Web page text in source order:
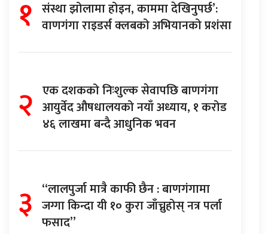
१ संस्था झोलामा होइन, काममा देखिनुपर्छ’:
वाणगंगा राइडर्स क्लबको अभियानको प्रशंसा
२ एक दशकको निःशुल्क सेवापछि बाणगंगा
आयुर्वेद औषधालयको नयाँ अध्याय, १ करोड
४६ लाखमा बन्दै आधुनिक भवन
३ “लालपुर्जा मात्रै काफी छैन : बाणगंगामा
जग्गा किन्दा यी १० कुरा जाँच्नुहोस् नत्र पर्ला
फसाद”